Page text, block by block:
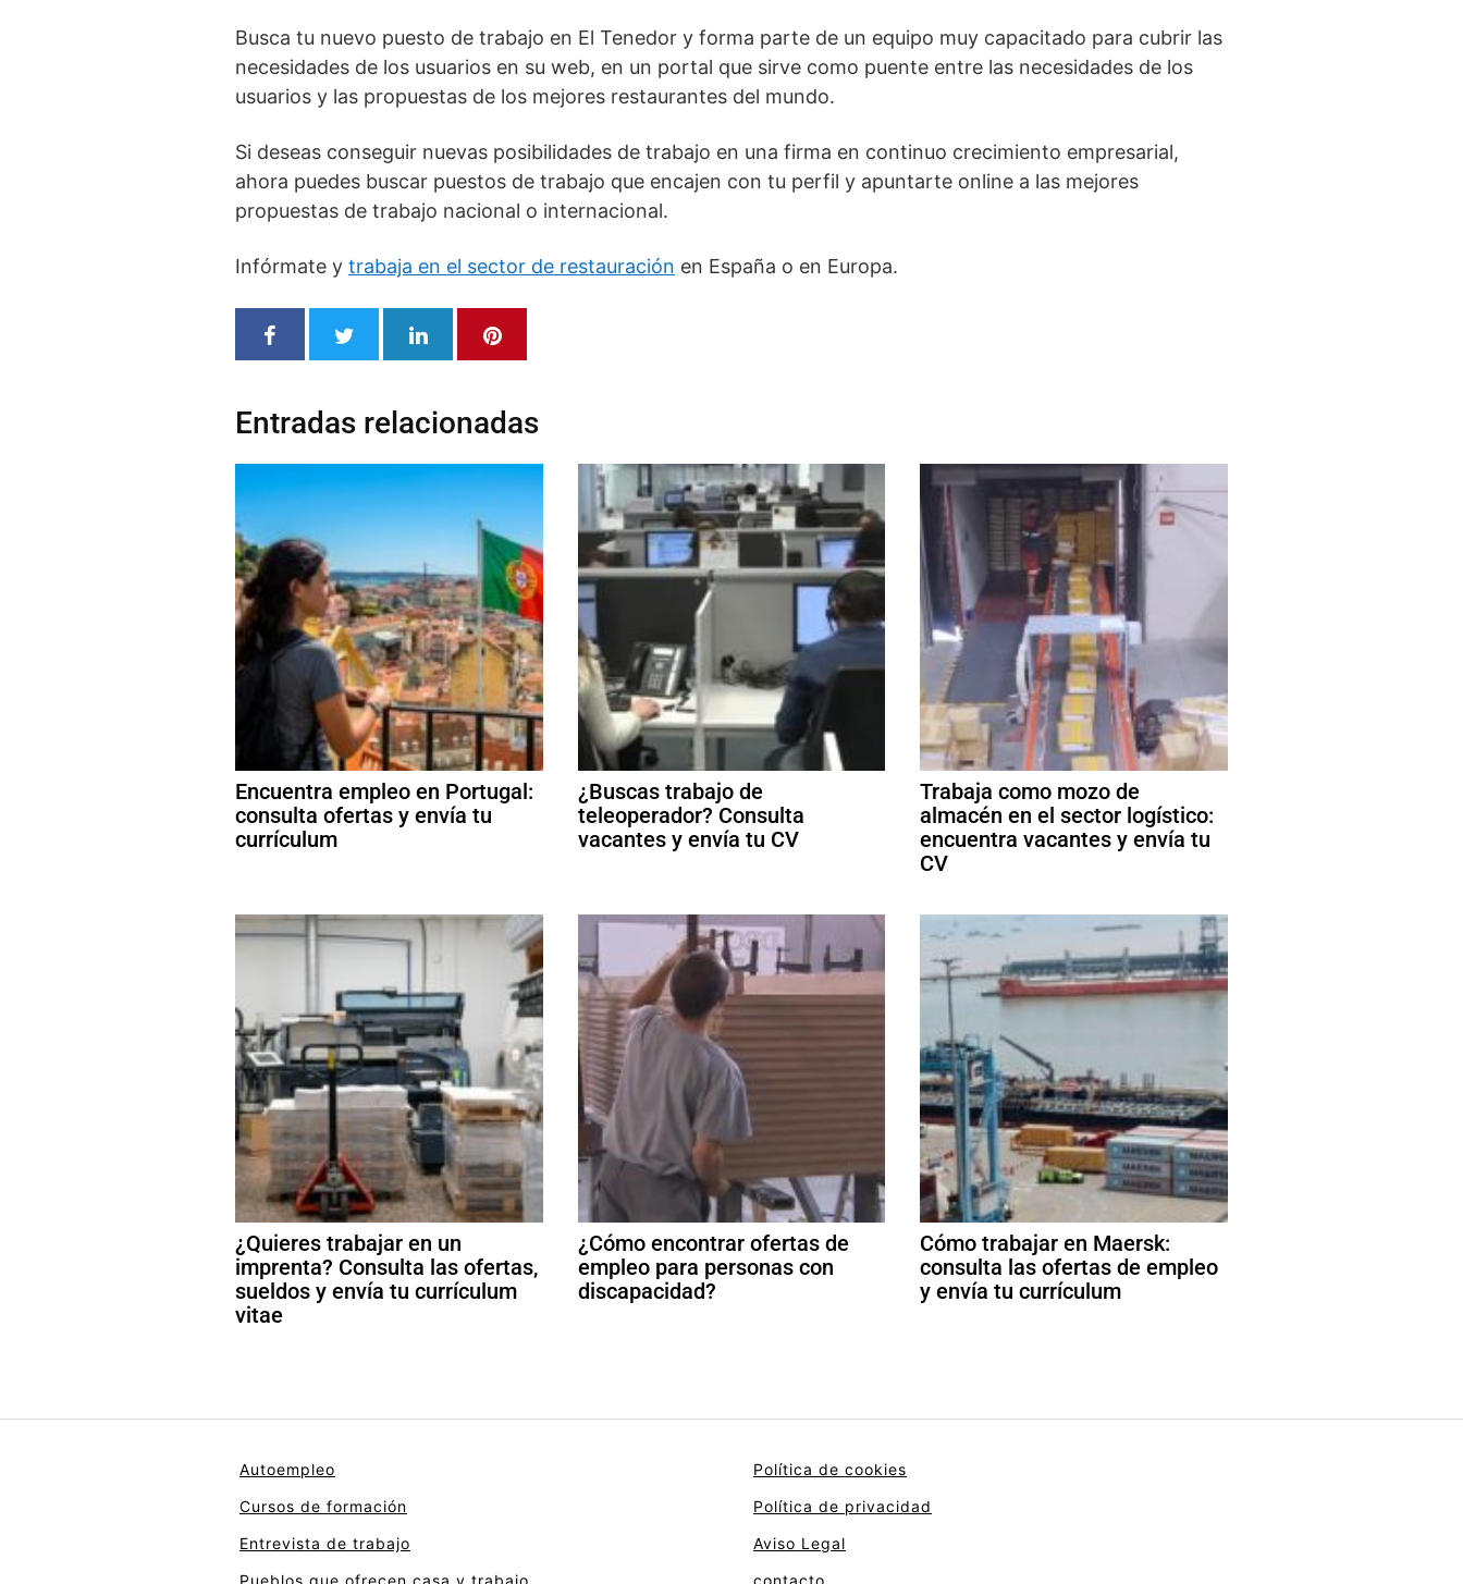
Busca tu nuevo puesto de trabajo en El Tenedor y forma parte de un equipo muy capacitado para cubrir las
necesidades de los usuarios en su web, en un portal que sirve como puente entre las necesidades de los
usuarios y las propuestas de los mejores restaurantes del mundo.
Si deseas conseguir nuevas posibilidades de trabajo en una firma en continuo crecimiento empresarial,
ahora puedes buscar puestos de trabajo que encajen con tu perfil y apuntarte online a las mejores
propuestas de trabajo nacional o internacional.
Infórmate y trabaja en el sector de restauración en España o en Europa.
Entradas relacionadas
Encuentra empleo en Portugal:
consulta ofertas y envía tu
currículum
¿Buscas trabajo de
teleoperador? Consulta
vacantes y envía tu CV
Trabaja como mozo de
almacén en el sector logístico:
encuentra vacantes y envía tu
CV
¿Quieres trabajar en un
imprenta? Consulta las ofertas,
sueldos y envía tu currículum
vitae
¿Cómo encontrar ofertas de
empleo para personas con
discapacidad?
Cómo trabajar en Maersk:
consulta las ofertas de empleo
y envía tu currículum
Autoempleo
Cursos de formación
Entrevista de trabajo
Pueblos que ofrecen casa y trabajo
Política de cookies
Política de privacidad
Aviso Legal
contacto